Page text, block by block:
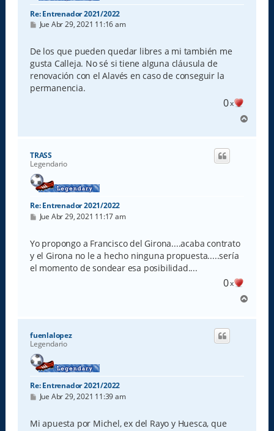
Re: Entrenador 2021/2022
M
s
a
j
e
Jue Abr 29, 2021 11:16 am
De los que pueden quedar libres a mi también me
gusta Calleja. No sé si tiene alguna cláusula de
renovación con el Alavés en caso de conseguir la
permanencia.
0x
r
TRASS
Legendario
Re: Entrenador 2021/2022
M
s
a
j
e
Jue Abr 29, 2021 11:17 am
Yo propongo a Francisco del Girona....acaba contrato
y el Girona no le a hecho ninguna propuesta.....sería
el momento de sondear esa posibilidad....
0x
r
fuenlalopez
Legendario
Re: Entrenador 2021/2022
M
s
Jue Abr 29, 2021 11:39 am
Mi apuesta por Michel, ex del Rayo y Huesca, que